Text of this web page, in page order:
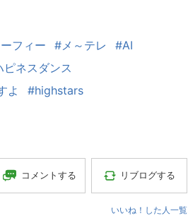
フィー #メ～テレ
#AI
ピネスダンス
よ
#highstars
コメントする リブログする
いいね！した人一覧